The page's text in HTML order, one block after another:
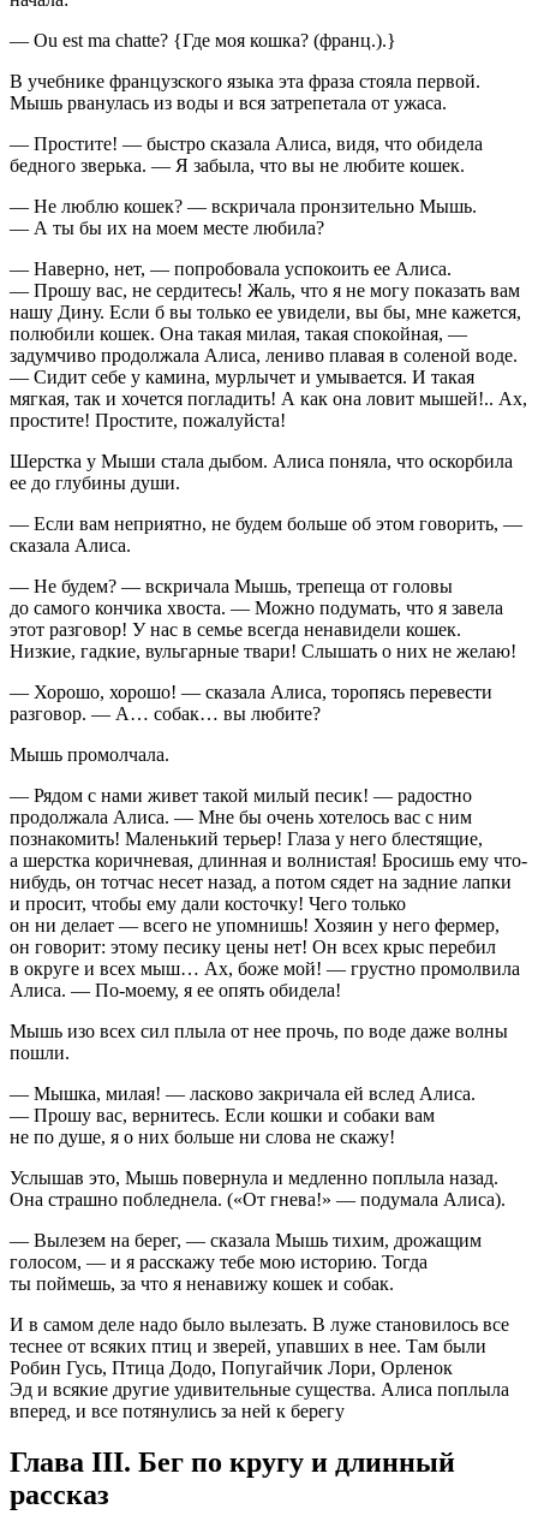
— Ou est ma chatte? {Где моя кошка? (франц.).}
В учебнике французского языка эта фраза стояла первой.
Мышь рванулась из воды и вся затрепетала от ужаса.
— Простите! — быстро сказала Алиса, видя, что обидела
бедного зверька. — Я забыла, что вы не любите кошек.
— Не люблю кошек? — вскричала пронзительно Мышь.
— А ты бы их на моем месте любила?
— Наверно, нет, — попробовала успокоить ее Алиса.
— Прошу вас, не сердитесь! Жаль, что я не могу показать вам
нашу Дину. Если б вы только ее увидели, вы бы, мне кажется,
полюбили кошек. Она такая милая, такая спокойная, —
задумчиво продолжала Алиса, лениво плавая в соленой воде.
— Сидит себе у камина, мурлычет и умывается. И такая
мягкая, так и хочется погладить! А как она ловит мышей!.. Ах,
простите! Простите, пожалуйста!
Шерстка у Мыши стала дыбом. Алиса поняла, что оскорбила
ее до глубины души.
— Если вам неприятно, не будем больше об этом говорить, —
сказала Алиса.
— Не будем? — вскричала Мышь, трепеща от головы
до самого кончика хвоста. — Можно подумать, что я завела
этот разговор! У нас в семье всегда ненавидели кошек.
Низкие, гадкие, вульгарные твари! Слышать о них не желаю!
— Хорошо, хорошо! — сказала Алиса, торопясь перевести
разговор. — А… собак… вы любите?
Мышь промолчала.
— Рядом с нами живет такой милый песик! — радостно
продолжала Алиса. — Мне бы очень хотелось вас с ним
познакомить! Маленький терьер! Глаза у него блестящие,
а шерстка коричневая, длинная и волнистая! Бросишь ему что-
нибудь, он тотчас несет назад, а потом сядет на задние лапки
и просит, чтобы ему дали косточку! Чего только
он ни делает — всего не упомнишь! Хозяин у него фермер,
он говорит: этому песику цены нет! Он всех крыс перебил
в округе и всех мыш… Ах, боже мой! — грустно промолвила
Алиса. — По-моему, я ее опять обидела!
Мышь изо всех сил плыла от нее прочь, по воде даже волны
пошли.
— Мышка, милая! — ласково закричала ей вслед Алиса.
— Прошу вас, вернитесь. Если кошки и собаки вам
не по душе, я о них больше ни слова не скажу!
Услышав это, Мышь повернула и медленно поплыла назад.
Она страшно побледнела. («От гнева!» — подумала Алиса).
— Вылезем на берег, — сказала Мышь тихим, дрожащим
голосом, — и я расскажу тебе мою историю. Тогда
ты поймешь, за что я ненавижу кошек и собак.
И в самом деле надо было вылезать. В луже становилось все
теснее от всяких птиц и зверей, упавших в нее. Там были
Робин Гусь, Птица Додо, Попугайчик Лори, Орленок
Эд и всякие другие удивительные существа. Алиса поплыла
вперед, и все потянулись за ней к берегу
Глава III. Бег по кругу и длинный
рассказ